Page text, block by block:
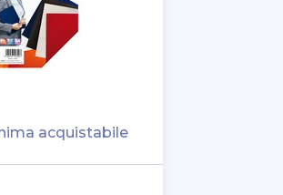
acquistabile